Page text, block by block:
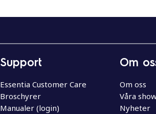
Support
Essentia Customer Care
Broschyrer
Manualer (login)
Om
Om oss
Våra
Nyheter